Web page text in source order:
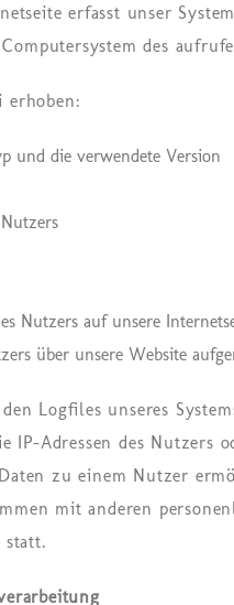
erfasst unser
des
erhoben:
und die verwendete Version
Nutzers auf unsere
über unsere Website
Logfiles unseres
Adressen des Nutzers
zu einem Nutzer
mit anderen
statt.